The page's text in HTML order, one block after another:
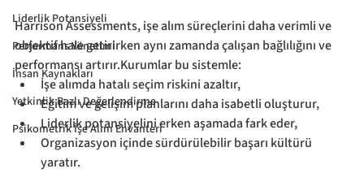
Liderlik Potansiyeli
Performans Yönetimi
İnsan Kaynakları
Yetkinlik Bazlı Değerlendirme
Psikometrik İşe Alım Envanteri
Harrison Assessments, işe alım süreçlerini daha verimli ve
objektif hale getirirken aynı zamanda çalışan bağlılığını ve
performansı artırır.Kurumlar bu sistemle:
İşe alımda hatalı seçim riskini azaltır,
Eğitim ve gelişim planlarını daha isabetli oluşturur,
Liderlik potansiyelini erken aşamada fark eder,
Organizasyon içinde sürdürülebilir başarı kültürü
yaratır.